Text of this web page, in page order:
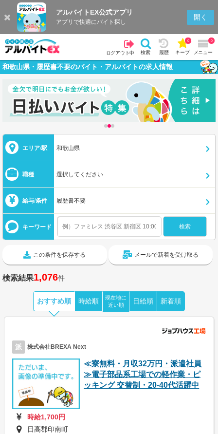
アルバイトEX公式アプリ
アプリで快適にバイト探し
開く
ログアウト中 検索 履歴 キープ
0
メニュー
0
和歌山県・履歴書不要のバイト・アルバイトの求人情報
エリア/駅 和歌山県
職種 選択してください
給与/条件 履歴書不要
キーワード
この条件を保存する メールで新着を受け取る
検索結果1,076件
おすすめ順 時給順
現在地に
近い順
日給順 新着順
派 株式会社BREXA Next
≪寮無料・月収32万円・派遣社員
≫電子部品系工場での軽作業・ピ
ッキング 交替制・20-40代活躍中
時給1,700円
日高郡印南町